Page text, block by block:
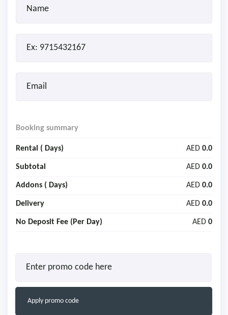
Booking summary
Rental ( Days) AED 0.0
Subtotal AED 0.0
Addons ( Days) AED 0.0
Delivery AED 0.0
No Deposit Fee (Per Day) AED 0
Apply promo code